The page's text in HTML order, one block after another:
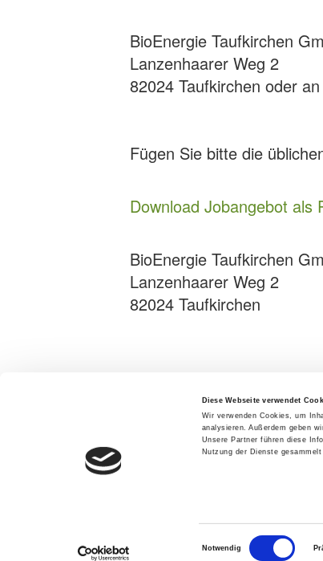
Diese Webseite verwendet
Wir verwenden Cookies, um
analysieren. Außerdem geben
Unsere Partner führen diese
Nutzung der Dienste gesammelt
Einwilligungsauswahl
Notwendig
BioEnergie Taufkirchen
Lanzenhaarer Weg 2
82024 Taufkirchen oder
Fügen Sie bitte die
Download Jobangebot als
BioEnergie Taufkirchen
Lanzenhaarer Weg 2
82024 Taufkirchen